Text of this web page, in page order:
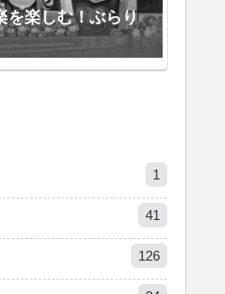
を楽しむ！ぶらり
1
41
126